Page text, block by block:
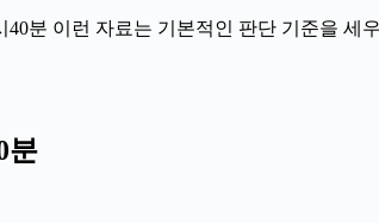
분 이런 자료는 기본적인 판단 기준을 세
분